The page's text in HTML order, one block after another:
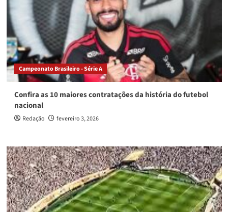
Campeonato Brasileiro - Série A
Confira as 10 maiores contratações da história do futebol
nacional
Redação fevereiro 3, 2026